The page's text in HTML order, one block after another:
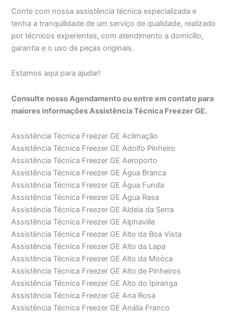
Conte com nossa assistência técnica especializada e
tenha a tranquilidade de um serviço de qualidade, realizado
por técnicos experientes, com atendimento a domicílio,
garantia e o uso de peças originais.
Estamos aqui para ajudar!
Consulte nosso Agendamento ou entre em contato para
maiores informações Assistência Técnica Freezer GE.
Assistência Técnica Freezer GE Aclimação
Assistência Técnica Freezer GE Adolfo Pinheiro
Assistência Técnica Freezer GE Aeroporto
Assistência Técnica Freezer GE Água Branca
Assistência Técnica Freezer GE Água Funda
Assistência Técnica Freezer GE Água Rasa
Assistência Técnica Freezer GE Aldeia da Serra
Assistência Técnica Freezer GE Alphaville
Assistência Técnica Freezer GE Alto da Boa Vista
Assistência Técnica Freezer GE Alto da Lapa
Assistência Técnica Freezer GE Alto da Moóca
Assistência Técnica Freezer GE Alto de Pinheiros
Assistência Técnica Freezer GE Alto do Ipiranga
Assistência Técnica Freezer GE Ana Rosa
Assistência Técnica Freezer GE Anália Franco